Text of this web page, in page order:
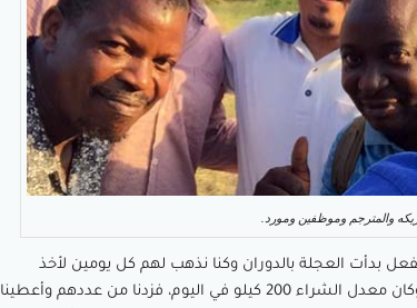
والمترجم وموظفين ومورد.
بدأت العجلة بالدوران وكنا نذهب لهم كل يومين لأخذ
البضاعة منهم وإعطائهم مبالغ مالية جديدة للشراء وكان معدل الشراء 200 كيلو في اليوم، فزدنا من عددهم وأعطينا